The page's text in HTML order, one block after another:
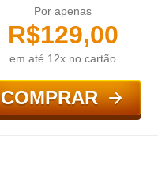
Por apenas
R$129,00
em até 12x no cartão
COMPRAR